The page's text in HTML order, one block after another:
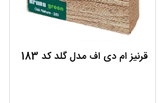
قرنیز ام دی اف مدل گلد کد 183